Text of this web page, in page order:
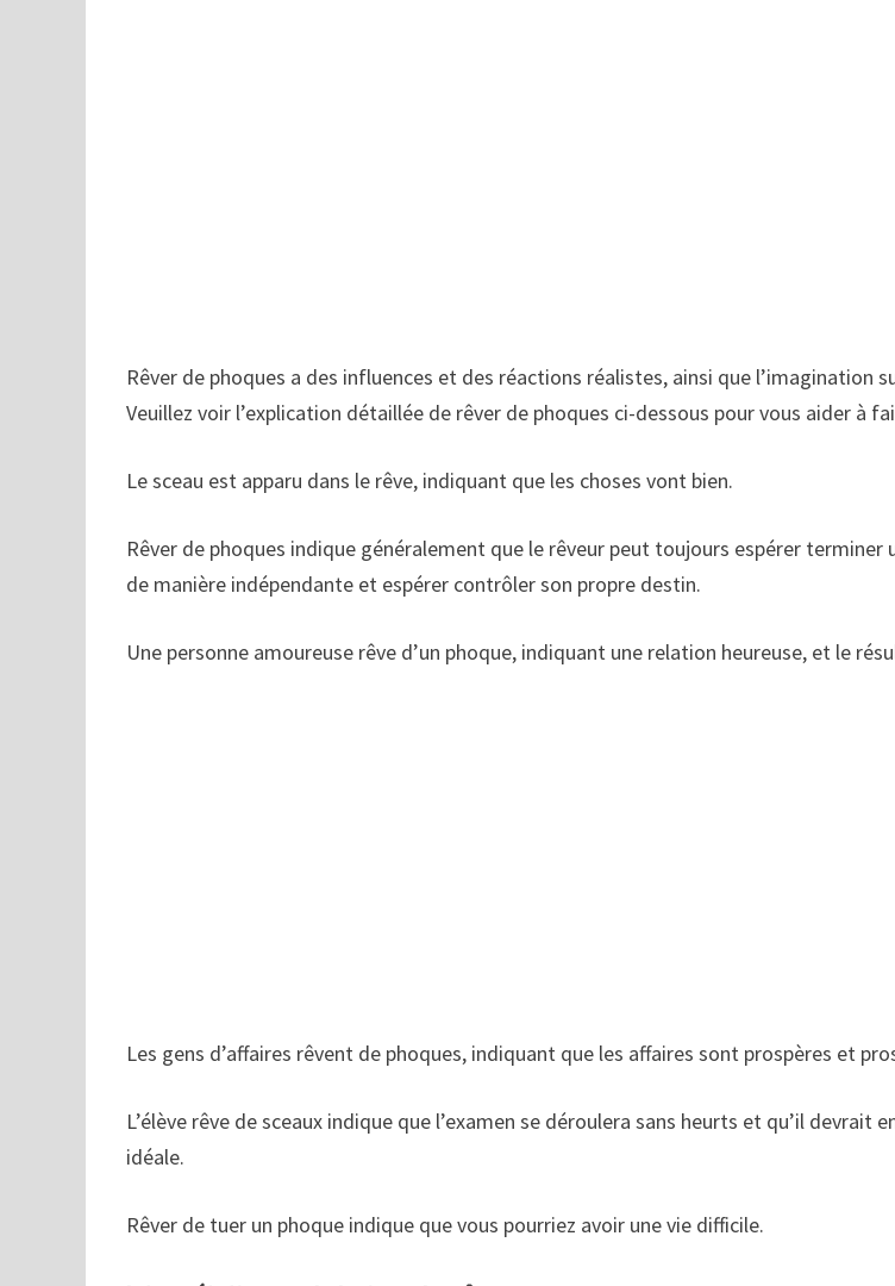
Rêver de phoques a des influences et des réactions réalistes, ainsi que l’imagination
Veuillez voir l’explication détaillée de rêver de phoques ci-dessous pour vous aider à
Le sceau est apparu dans le rêve, indiquant que les choses vont bien.
Rêver de phoques indique généralement que le rêveur peut toujours espérer terminer
de manière indépendante et espérer contrôler son propre destin.
Une personne amoureuse rêve d’un phoque, indiquant une relation heureuse, et le
Les gens d’affaires rêvent de phoques, indiquant que les affaires sont prospères et
L’élève rêve de sceaux indique que l’examen se déroulera sans heurts et qu’il devrait
idéale.
Rêver de tuer un phoque indique que vous pourriez avoir une vie difficile.